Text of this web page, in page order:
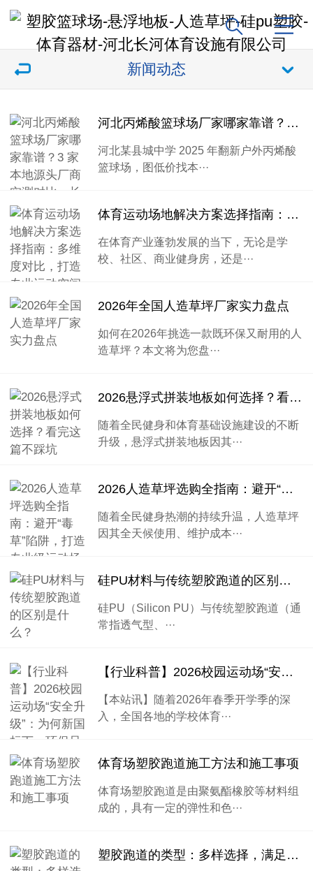
新闻动态
河北丙烯酸篮球场厂家哪家靠谱？3 家本地源头厂商实测对比，长河体育综合实力突出
河北某县城中学 2025 年翻新户外丙烯酸
篮球场，图低价找本···
体育运动场地解决方案选择指南：多维度对比，打造专业运动空间
在体育产业蓬勃发展的当下，无论是学
校、社区、商业健身房，还是···
2026年全国人造草坪厂家实力盘点
如何在2026年挑选一款既环保又耐用的人
造草坪？本文将为您盘···
2026悬浮式拼装地板如何选择？看完这篇不踩坑
随着全民健身和体育基础设施建设的不断
升级，悬浮式拼装地板因其···
2026人造草坪选购全指南：避开“毒草”陷阱，打造专业级运动场
随着全民健身热潮的持续升温，人造草坪
因其全天候使用、维护成本···
硅PU材料与传统塑胶跑道的区别是什么？
硅PU（Silicon PU）与传统塑胶跑道（通
常指透气型、···
【行业科普】2026校园运动场“安全升级”：为何新国标下，环保只是及格线？
【本站讯】随着2026年春季开学季的深
入，全国各地的学校体育···
体育场塑胶跑道施工方法和施工事项
体育场塑胶跑道是由聚氨酯橡胶等材料组
成的，具有一定的弹性和色···
塑胶跑道的类型：多样选择，满足各类运动需求